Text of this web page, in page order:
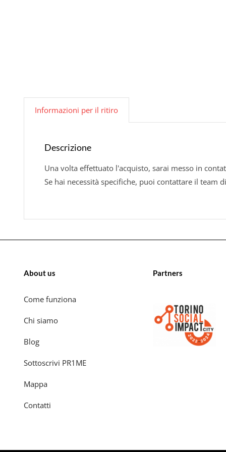
Informazioni per il ritiro
Descrizione
Una volta effettuato l'acquisto, sarai messo in
Se hai necessità specifiche, puoi contattare il team
About us
Come funziona
Chi siamo
Blog
Sottoscrivi PR1ME
Mappa
Contatti
Partners